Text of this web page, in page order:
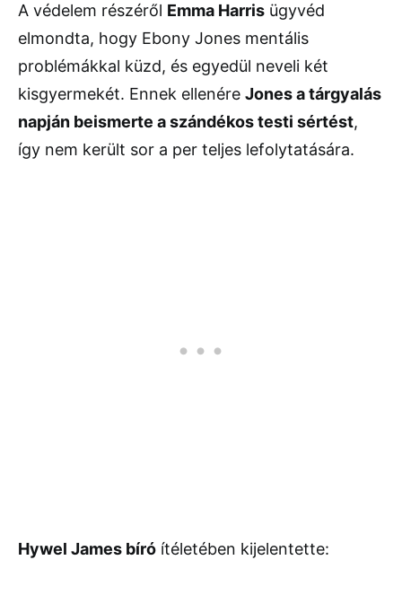
A védelem részéről Emma Harris ügyvéd
elmondta, hogy Ebony Jones mentális
problémákkal küzd, és egyedül neveli két
kisgyermekét. Ennek ellenére Jones a tárgyalás
napján beismerte a szándékos testi sértést,
így nem került sor a per teljes lefolytatására.
Hywel James bíró ítéletében kijelentette: